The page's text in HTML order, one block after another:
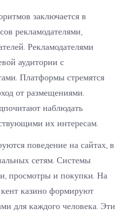
заключается в
рекламодателями,
Рекламодателями
аудитории с
Платформы стремятся
от размещениями.
наблюдать
их интересам.
поведение на сайтах, в
сетям. Системы
просмотры и покупки. На
казино формируют
для каждого человека. Эти